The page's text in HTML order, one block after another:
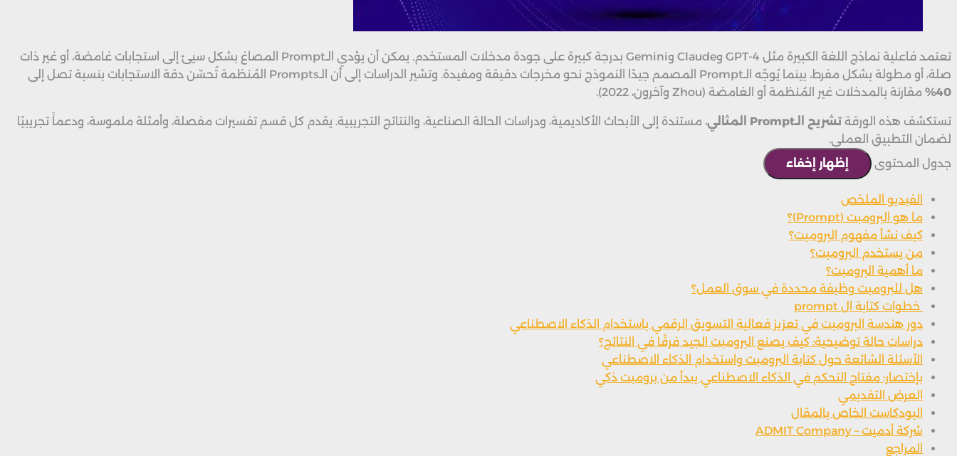
تعتمد فاعلية نماذج اللغة الكبيرة مثل GPT-4 وClaude وGemini بدرجة كبيرة على جودة مدخلات المستخدم. يمكن أن يؤدي الـPrompt المصاغ بشكل سيئ إلى استجابات غامضة، أو غير ذات
صلة، أو مطولة بشكل مفرط، بينما يُوجّه الـPrompt المصمم جيدًا النموذج نحو مخرجات دقيقة ومفيدة. وتشير الدراسات إلى أن الـPrompts المُنظمة تُحسّن دقة الاستجابات بنسبة تصل إلى
40%
مقارنة بالمدخلات غير المُنظمة أو الغامضة (Zhou وآخرون، 2022).
تستكشف هذه الورقة تشريح الـPrompt المثالي، مستندة إلى الأبحاث الأكاديمية، ودراسات الحالة الصناعية، والنتائج التجريبية. يقدم كل قسم تفسيرات مفصلة، وأمثلة ملموسة، ودعماً تجريبيًا
لضمان التطبيق العملي.
جدول المحتوى
إظهار إخفاء
الفيديو الملخص
ما هو البرومبت (Prompt)؟
كيف نشأ مفهوم البرومبت؟
من يستخدم البرومبت؟
ما أهمية البرومبت؟
هل للبرومبت وظيفة محددة في سوق العمل؟
خطوات كتابة ال prompt
دور هندسة البرومبت في تعزيز فعالية التسويق الرقمي باستخدام الذكاء الاصطناعي
دراسات حالة توضيحية: كيف يصنع البرومبت الجيد فرقًا في النتائج؟
الأسئلة الشائعة حول كتابة البرومبت واستخدام الذكاء الاصطناعي
بإختصار: مفتاح التحكم في الذكاء الاصطناعي يبدأ من برومبت ذكي
العرض التقديمي
البودكاست الخاص بالمقال
شركة أدميت – ADMIT Company
المراجع